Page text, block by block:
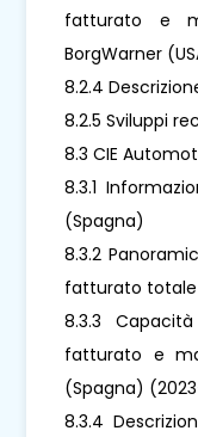
fatturato e
BorgWarner
8.2.4
8.2.5 Sviluppi
8.3 CIE
8.3.1
(Spagna)
8.3.2
fatturato totale
8.3.3
fatturato e
(Spagna)
8.3.4